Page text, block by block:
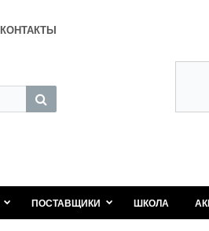
КОНТАКТЫ
ПОСТАВЩИКИ ШКОЛА